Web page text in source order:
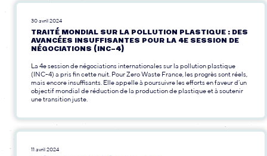
30 avril 2024
TRAITÉ MONDIAL SUR LA POLLUTION PLASTIQUE : DES
AVANCÉES INSUFFISANTES POUR LA 4E SESSION DE
NÉGOCIATIONS (INC-4)
La 4e session de négociations internationales sur la pollution plastique
(INC-4) a pris fin cette nuit. Pour Zero Waste France, les progrès sont réels,
mais encore insuffisants. Elle appelle à poursuivre les efforts en faveur d’un
objectif mondial de réduction de la production de plastique et à soutenir
une transition juste.
11 avril 2024